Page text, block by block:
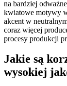
na bardziej
kwiatowe motywy
akcent w
coraz więcej
procesy produkcji
Jakie są
wysokiej